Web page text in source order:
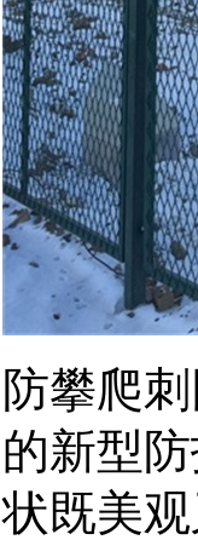
防攀爬
的新型
状既美